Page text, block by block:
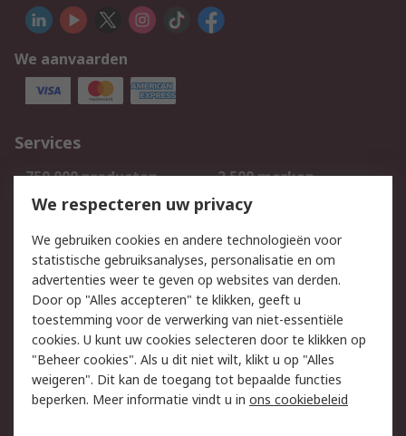
We aanvaarden
Services
750.000 producten
2.500 merken
Bestellen
Inkoopoplossingen
Track & Trace
Wettelijk
Cookiebeleid
Email veiligheid
Privacybeleid
Websitevoorwaarden
Algemene
verkoopvoorwaarden
We respecteren uw privacy
We gebruiken cookies en andere technologieën voor
statistische gebruiksanalyses, personalisatie en om
advertenties weer te geven op websites van derden.
Door op "Alles accepteren" te klikken, geeft u
toestemming voor de verwerking van niet-essentiële
cookies. U kunt uw cookies selecteren door te klikken op
"Beheer cookies". Als u dit niet wilt, klikt u op "Alles
weigeren". Dit kan de toegang tot bepaalde functies
beperken. Meer informatie vindt u in ons cookiebeleid